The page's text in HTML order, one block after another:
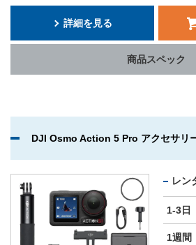
詳細を見る
商品スペック
DJI Osmo Action 5 Pro アクセサリ
レン
1-3日
1週間